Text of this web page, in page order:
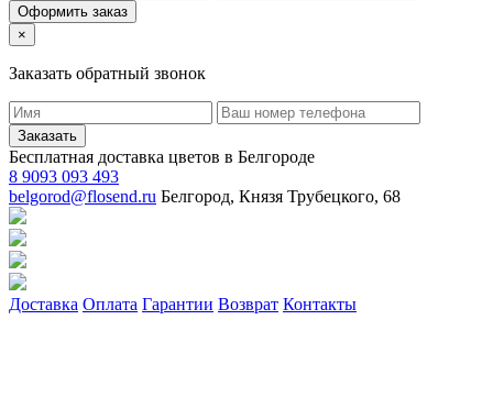
Оформить заказ
×
Заказать обратный звонок
Заказать
Бесплатная доставка цветов в Белгороде
8 9093 093 493
belgorod@flosend.ru Белгород, Князя Трубецкого, 68
Доставка Оплата Гарантии Возврат Контакты